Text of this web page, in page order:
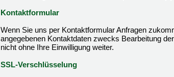
Kontaktformular
Wenn Sie uns per Kontaktformular Anfragen
angegebenen Kontaktdaten zwecks Bearbeitung
nicht ohne Ihre Einwilligung weiter.
SSL-Verschlüsselung